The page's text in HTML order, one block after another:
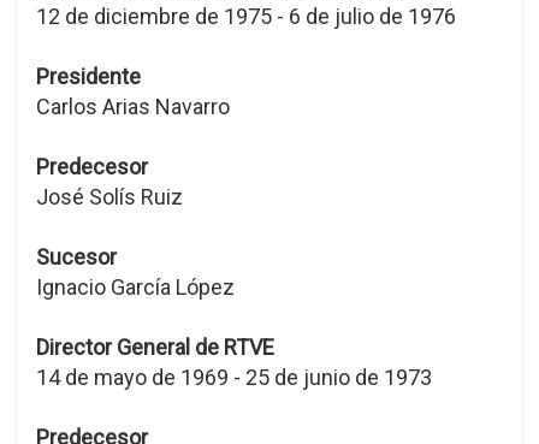
12 de diciembre de 1975 - 6 de julio de 1976
Presidente
Carlos Arias Navarro
Predecesor
José Solís Ruiz
Sucesor
Ignacio García López
Director General de RTVE
14 de mayo de 1969 - 25 de junio de 1973
Predecesor